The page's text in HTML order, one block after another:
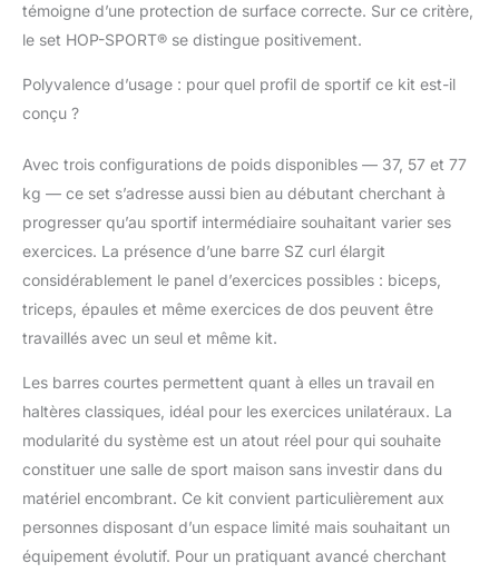
en croix qui empêchent
le glissement des
prise en main
INTERCHANGEABLES
POUR UNE
OPTIMALE: Cet
ensemble d’haltères
permet d'ajuster
facilement les charges
besoins. Que vous
soyez débutant ou
pratiquant confirmé,
vous pouvez
personnaliser vos
entraînements pour
progresser
efficacement et cibler
vos objectifs de
renforcement
témoigne d’une protection de surface correcte. Sur ce critère,
le set HOP-SPORT® se distingue positivement.
Polyvalence d’usage : pour quel profil de sportif ce kit est-il
conçu ?
Avec trois configurations de poids disponibles — 37, 57 et 77
kg — ce set s’adresse aussi bien au débutant cherchant à
progresser qu’au sportif intermédiaire souhaitant varier ses
exercices. La présence d’une barre SZ curl élargit
considérablement le panel d’exercices possibles : biceps,
triceps, épaules et même exercices de dos peuvent être
travaillés avec un seul et même kit.
Les barres courtes permettent quant à elles un travail en
haltères classiques, idéal pour les exercices unilatéraux. La
modularité du système est un atout réel pour qui souhaite
constituer une salle de sport maison sans investir dans du
matériel encombrant. Ce kit convient particulièrement aux
personnes disposant d’un espace limité mais souhaitant un
équipement évolutif. Pour un pratiquant avancé cherchant